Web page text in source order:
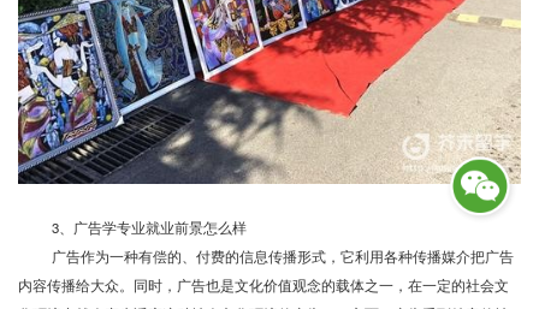
3、广告学专业就业前景怎么样
广告作为一种有偿的、付费的信息传播形式，它利用各种传播媒介把广告
内容传播给大众。同时，广告也是文化价值观念的载体之一，在一定的社会文